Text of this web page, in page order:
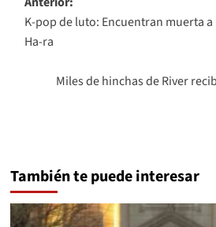
de
entradas
K-pop de luto: Encuentran muerta
Ha-ra
Miles de hinchas de River
También te puede interesar